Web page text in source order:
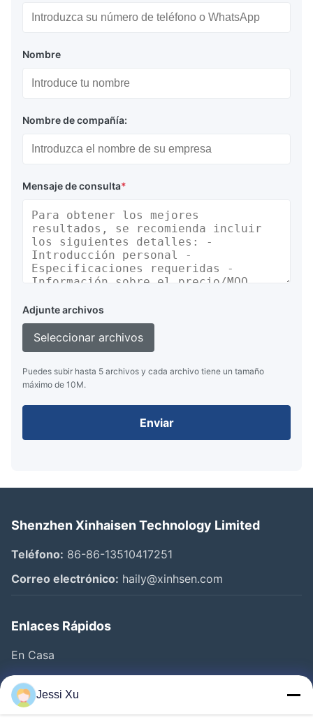
Nombre
Nombre de compañía:
Mensaje de consulta*
Adjunte archivos
Seleccionar archivos
Puedes subir hasta 5 archivos y cada archivo tiene un tamaño
máximo de 10M.
Enviar
Shenzhen Xinhaisen Technology Limited
Teléfono: 86-86-13510417251
Correo electrónico: haily@xinhsen.com
Enlaces Rápidos
En Casa
Productos
Videos
Jessi Xu